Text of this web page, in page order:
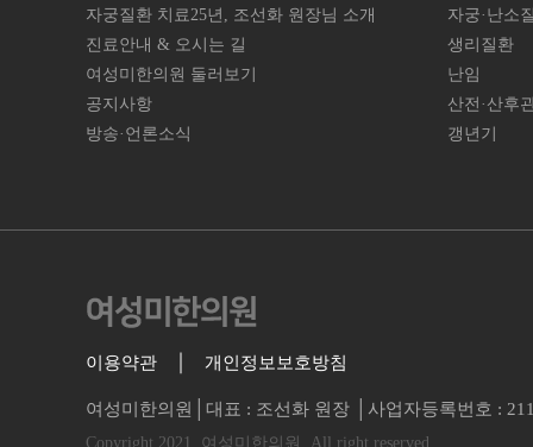
자궁질환 치료25년, 조선화 원장님 소개
진료안내 & 오시는 길
여성미한의원 둘러보기
공지사항
방송·언론소식
자궁·난소
생리질환
난임
산전·산후
갱년기
이용약관 개인정보보호방침
여성미한의원│대표 : 조선화 원장 │사업자등록번호 :
Copyright 2021. 여성미한의원. All right reserved.